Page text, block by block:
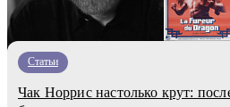
Статьи
Чак Норрис настолько крут: